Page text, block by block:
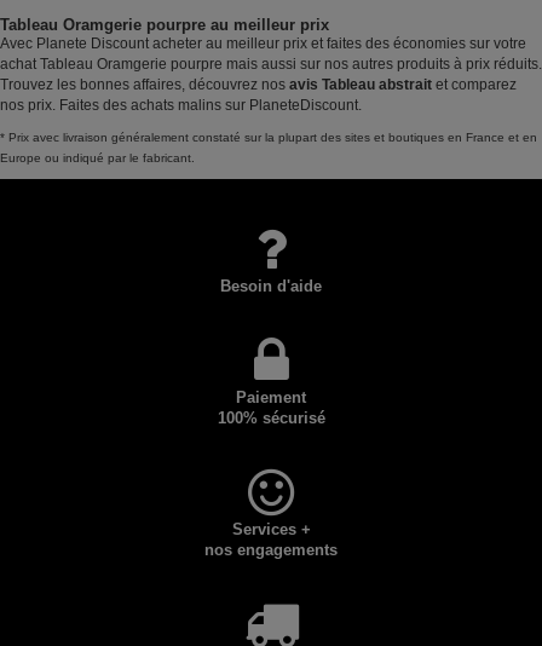
Tableau Oramgerie pourpre au meilleur prix
Avec Planete Discount acheter au meilleur prix et faites des économies sur votre
achat Tableau Oramgerie pourpre mais aussi sur nos autres produits à prix réduits.
Trouvez les bonnes affaires, découvrez nos avis Tableau abstrait et comparez
nos prix. Faites des achats malins sur PlaneteDiscount.
* Prix avec livraison généralement constaté sur la plupart des sites et boutiques en France et en
Europe ou indiqué par le fabricant.
Besoin d'aide
Paiement
100% sécurisé
Services +
nos engagements